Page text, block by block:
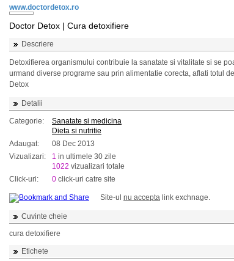
www.doctordetox.ro
Doctor Detox | Cura detoxifiere
Descriere
Detoxifierea organismului contribuie la sanatate si vitalitate si se
urmand diverse programe sau prin alimentatie corecta, aflati totul
Detox
Detalii
Categorie:
Sanatate si medicina
Dieta si nutritie
Adaugat:
08 Dec 2013
Vizualizari:
1 in ultimele 30 zile
1022 vizualizari totale
Click-uri:
0 click-uri catre site
Site-ul nu accepta link exchnage.
Cuvinte cheie
cura detoxifiere
Etichete